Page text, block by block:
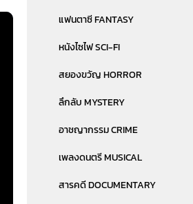
แฟนตาซี FANTASY
หนังไซไฟ SCI-FI
สยองขวัญ HORROR
ลึกลับ MYSTERY
อาชญากรรม CRIME
เพลงดนตรี MUSICAL
สารคดี DOCUMENTARY